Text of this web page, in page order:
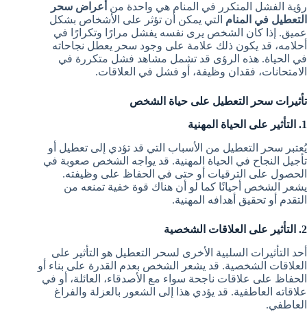
رؤية الفشل المتكرر في المنام هي واحدة من أعراض سحر
التعطيل في المنام التي يمكن أن تؤثر على الأشخاص بشكل
عميق. إذا كان الشخص يرى نفسه يفشل مرارًا وتكرارًا في
أحلامه، قد يكون ذلك علامة على وجود سحر يعطل نجاحاته
في الحياة. هذه الرؤى قد تشمل مشاهد فشل متكررة في
الامتحانات، فقدان وظيفة، أو فشل في العلاقات.
تأثيرات سحر التعطيل على حياة الشخص
1. التأثير على الحياة المهنية
يُعتبر سحر التعطيل من الأسباب التي قد تؤدي إلى تعطيل أو
تأجيل النجاح في الحياة المهنية. قد يواجه الشخص صعوبة في
الحصول على الترقيات أو حتى في الحفاظ على وظيفته.
يشعر الشخص أحيانًا كما لو أن هناك قوة خفية تمنعه من
التقدم أو تحقيق أهدافه المهنية.
2. التأثير على العلاقات الشخصية
أحد التأثيرات السلبية الأخرى لسحر التعطيل هو التأثير على
العلاقات الشخصية. قد يشعر الشخص بعدم القدرة على بناء أو
الحفاظ على علاقات ناجحة سواء مع الأصدقاء، العائلة، أو في
علاقاته العاطفية. قد يؤدي هذا إلى الشعور بالعزلة والفراغ
العاطفي.